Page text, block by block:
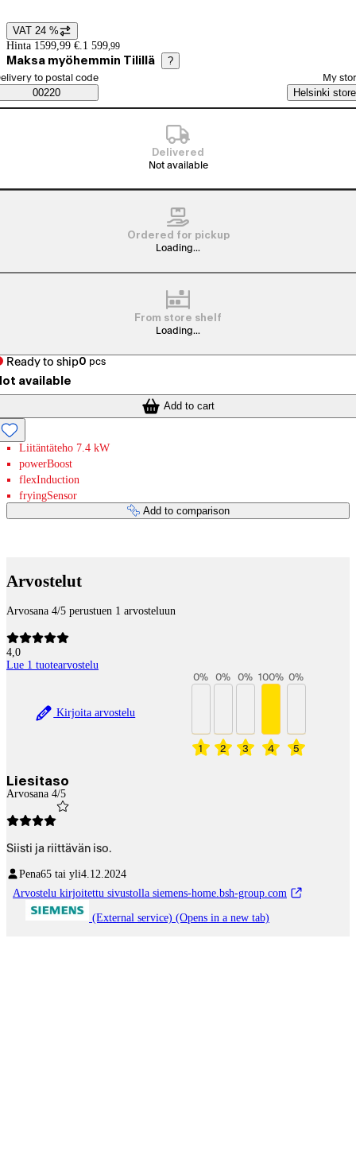
Price details
VAT 24 %
Hinta 1599,99 €. 1 599,99
Maksa myöhemmin Tilillä ?
Saatavuustiedot
order method
to postal code
00220
My
Helsinki store
Delivered
Not available
Ordered for pickup
Loading...
From store shelf
Loading...
Ready to ship0 pcs
available
Add to cart
Liitäntäteho 7.4 kW
powerBoost
flexInduction
fryingSensor
Add to comparison
Arvostelut
Arvosana 4/5 perustuen 1 arvosteluun
4,0
Lue 1 tuotearvostelu
Kirjoita arvostelu
1
0%
2
0%
3
0%
4
100%
5
0%
Liesitaso
Arvosana 4/5
Siisti ja riittävän iso.
Pena65 tai yli4.12.2024
Arvostelu kirjoitettu sivustolla siemens-home.bsh-group.com
(External service) (Opens in a new tab)